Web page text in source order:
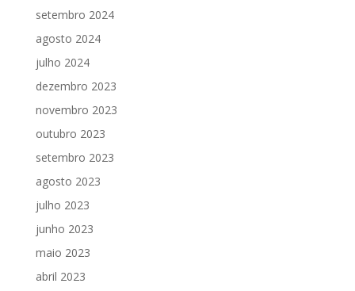
setembro 2024
agosto 2024
julho 2024
dezembro 2023
novembro 2023
outubro 2023
setembro 2023
agosto 2023
julho 2023
junho 2023
maio 2023
abril 2023